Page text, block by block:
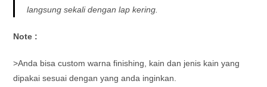
langsung sekali dengan lap kering.
Note :
>Anda bisa custom warna finishing, kain dan jenis kain yang
dipakai sesuai dengan yang anda inginkan.